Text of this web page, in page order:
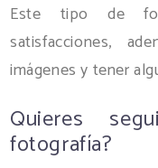
Este tipo de
satisfacciones,
imágenes y tener
Quieres
fotografía?